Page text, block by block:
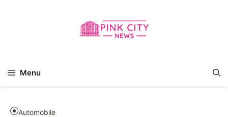
Menu
Automobile